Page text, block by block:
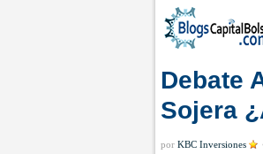
Debate
Sojera
por KBC Inversiones